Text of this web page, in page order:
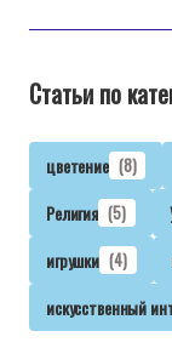
Статьи по
цветение (8)
Религия (5)
игрушки (4)
искусственный